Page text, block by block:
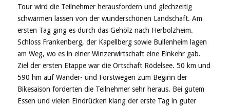
Tour wird die Teilnehmer herausfordern und glechzeitig
schwärmen lassen von der wunderschönen Landschaft. Am
ersten Tag ging es durch das Gehölz nach Herbolzheim.
Schloss Frankenberg, der Kapellberg sowie Bullenheim lagen
am Weg, wo es in einer Winzerwirtschaft eine Einkehr gab.
Ziel der ersten Etappe war die Ortschaft Rödelsee. 50 km und
590 hm auf Wander- und Forstwegen zum Beginn der
Bikesaison forderten die Teilnehmer sehr heraus. Bei gutem
Essen und vielen Eindrücken klang der erste Tag in guter